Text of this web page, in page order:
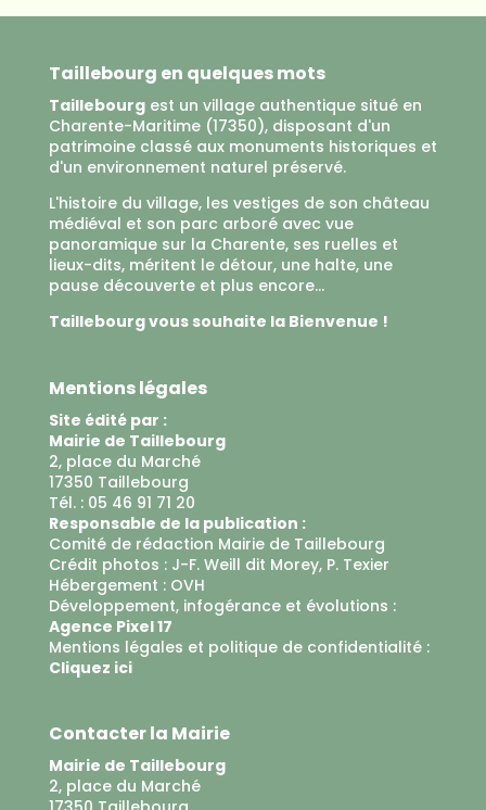
Taillebourg en quelques mots
Taillebourgest un village authentique situé en
Charente-Maritime (17350), disposant d'un
patrimoine classé aux monuments historiques et
d'un environnement naturel préservé.
L'histoire du village, les vestiges de son château
médiéval et son parc arboré avec vue
panoramique sur la Charente, ses ruelles et
lieux-dits, méritent le détour, une halte, une
pause découverte et plus encore...
Taillebourg vous souhaite la Bienvenue !
Mentions légales
Site édité par :
Mairie de Taillebourg
2, place du Marché
17350 Taillebourg
Tél. : 05 46 91 71 20
Responsable de la publication :
Comité de rédaction Mairie de Taillebourg
Crédit photos : J-F. Weill dit Morey, P. Texier
Hébergement : OVH
Développement, infogérance et évolutions :
Agence Pixel 17
Mentions légales et politique de confidentialité :
Cliquez ici
Contacter la Mairie
Mairie de Taillebourg
2, place du Marché